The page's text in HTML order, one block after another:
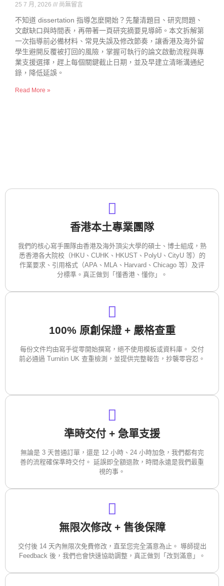
25 7 月, 2026 尚無留言
不知道 dissertation 指導怎麼開始？先釐清題目、研究問題、
文獻缺口與時間表，再帶著一頁研究摘要見導師。本文拆解第
一次指導前必備材料、常見失誤及修改節奏，讓香港及海外留
學生避開反覆被打回的風險，掌握可執行的論文啟動流程與專
業支援選擇，趕上每個關鍵截止日期，並及早建立清晰溝通紀
錄，降低延誤。
Read More »
香港本土專業團隊
我們的核心寫手團隊由香港及海外頂尖大學的碩士、博士組成，熟
悉香港各大院校（HKU、CUHK、HKUST、PolyU、CityU 等）的
作業要求、引用格式（APA、MLA、Harvard、Chicago 等）及评
分標準。真正做到「懂香港、懂你」。
100% 原創保證 + 嚴格查重
每份文件均由寫手從零開始撰寫，絕不使用模板或資料庫。 交付
前必通過 Turnitin UK 查重檢測，並提供完整報告，抄襲零容忍。
準時交付 + 急單支援
無論是 3 天普通訂單，還是 12 小時、24 小時加急，我們都有完
善的流程確保準時交付。 延誤即全額退款，時間永遠是我們最重
視的事。
無限次修改 + 售後保障
交付後 14 天內無限次免費修改，直至您完全滿意為止。 導師提出
Feedback 後，我們也會快速協助調整，真正做到「改到滿意」。